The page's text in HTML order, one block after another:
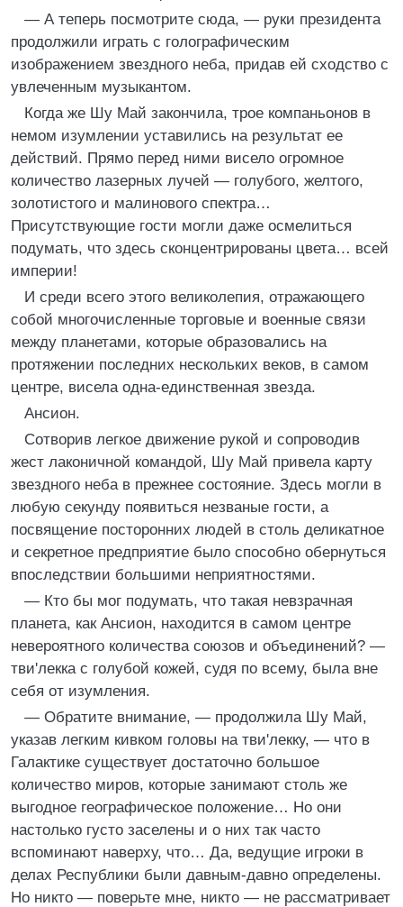
— А теперь посмотрите сюда, — руки президента
продолжили играть с голографическим
изображением звездного неба, придав ей сходство с
увлеченным музыкантом.
Когда же Шу Май закончила, трое компаньонов в
немом изумлении уставились на результат ее
действий. Прямо перед ними висело огромное
количество лазерных лучей — голубого, желтого,
золотистого и малинового спектра…
Присутствующие гости могли даже осмелиться
подумать, что здесь сконцентрированы цвета… всей
империи!
И среди всего этого великолепия, отражающего
собой многочисленные торговые и военные связи
между планетами, которые образовались на
протяжении последних нескольких веков, в самом
центре, висела одна-единственная звезда.
Ансион.
Сотворив легкое движение рукой и сопроводив
жест лаконичной командой, Шу Май привела карту
звездного неба в прежнее состояние. Здесь могли в
любую секунду появиться незваные гости, а
посвящение посторонних людей в столь деликатное
и секретное предприятие было способно обернуться
впоследствии большими неприятностями.
— Кто бы мог подумать, что такая невзрачная
планета, как Ансион, находится в самом центре
невероятного количества союзов и объединений? —
тви'лекка с голубой кожей, судя по всему, была вне
себя от изумления.
— Обратите внимание, — продолжила Шу Май,
указав легким кивком головы на тви'лекку, — что в
Галактике существует достаточно большое
количество миров, которые занимают столь же
выгодное географическое положение… Но они
настолько густо заселены и о них так часто
вспоминают наверху, что… Да, ведущие игроки в
делах Республики были давным-давно определены.
Но никто — поверьте мне, никто — не рассматривает